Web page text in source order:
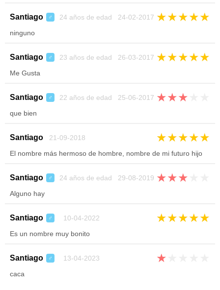
Santiago ♂ 24 años de edad 24-02-2017 ★★★★★
ninguno
Santiago ♂ 23 años de edad 26-03-2017 ★★★★★
Me Gusta
Santiago ♂ 22 años de edad 25-06-2017 ★★★
que bien
Santiago 21-09-2018 ★★★★★
El nombre más hermoso de hombre, nombre de mi futuro hijo
Santiago ♂ 24 años de edad 29-08-2019 ★★★
Alguno hay
Santiago ♂ 10-04-2022 ★★★★★
Es un nombre muy bonito
Santiago ♂ 13-04-2023 ★
caca